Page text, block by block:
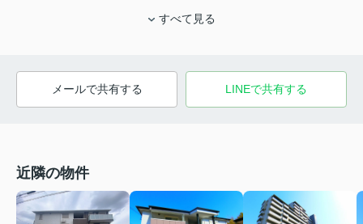
すべて見る
メールで共有する LINEで共有する
近隣の物件